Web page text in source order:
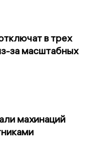
в трех
за масштабных
махинаций